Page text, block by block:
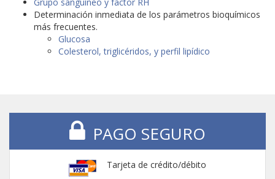
Determinación inmediata de los parámetros bioquímicos
más frecuentes.
Glucosa
Colesterol, triglicéridos, y perfil lipídico
PAGO SEGURO
Tarjeta de crédito/débito